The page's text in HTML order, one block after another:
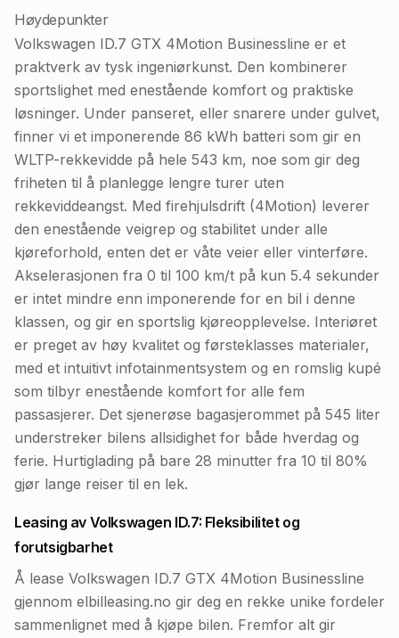
Høydepunkter
Volkswagen ID.7 GTX 4Motion Businessline er et
praktverk av tysk ingeniørkunst. Den kombinerer
sportslighet med enestående komfort og praktiske
løsninger. Under panseret, eller snarere under gulvet,
finner vi et imponerende 86 kWh batteri som gir en
WLTP-rekkevidde på hele 543 km, noe som gir deg
friheten til å planlegge lengre turer uten
rekkeviddeangst. Med firehjulsdrift (4Motion) leverer
den enestående veigrep og stabilitet under alle
kjøreforhold, enten det er våte veier eller vinterføre.
Akselerasjonen fra 0 til 100 km/t på kun 5.4 sekunder
er intet mindre enn imponerende for en bil i denne
klassen, og gir en sportslig kjøreopplevelse. Interiøret
er preget av høy kvalitet og førsteklasses materialer,
med et intuitivt infotainmentsystem og en romslig kupé
som tilbyr enestående komfort for alle fem
passasjerer. Det sjenerøse bagasjerommet på 545 liter
understreker bilens allsidighet for både hverdag og
ferie. Hurtiglading på bare 28 minutter fra 10 til 80%
gjør lange reiser til en lek.
Leasing av Volkswagen ID.7: Fleksibilitet og
forutsigbarhet
Å lease Volkswagen ID.7 GTX 4Motion Businessline
gjennom elbilleasing.no gir deg en rekke unike fordeler
sammenlignet med å kjøpe bilen. Fremfor alt gir